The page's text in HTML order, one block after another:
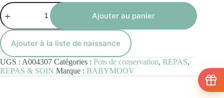
quantité
de
Babybols
Contenants
Alimentaire
120ml
(x4)
Ajouter au panier
Ajouter à la liste de naissance
UGS : A004307 Catégories : Pots de conservation, REPAS,
REPAS & SOIN Marque : BABYMOOV